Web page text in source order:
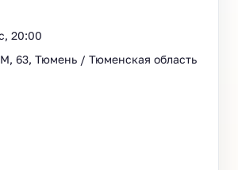
20:00
63, Тюмень / Тюменская область